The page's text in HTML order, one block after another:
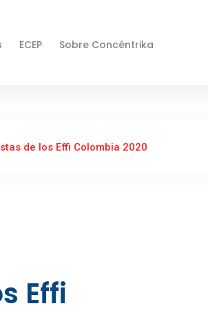
ECEP Sobre Concéntrika
de los Effi Colombia 2020
Effi